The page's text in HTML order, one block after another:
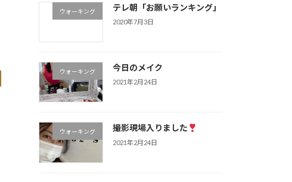
ウォーキング テレ朝「お願いランキング」
2020年7月3日
ウォーキング 今日のメイク
2021年2月24日
ウォーキング 撮影現場入りました
2021年2月24日